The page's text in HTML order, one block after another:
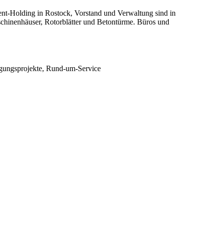
Holding in Rostock, Vorstand und Verwaltung sind in
Rotorblätter und Betontürme. Büros und
Rund-um-Service